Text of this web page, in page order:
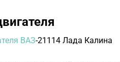
ВАЗ-21114 Лада Калина